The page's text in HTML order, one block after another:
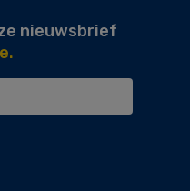
nieuwsbrief